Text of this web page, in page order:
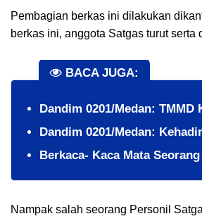
Pembagian berkas ini dilakukan
berkas ini, anggota Satgas turut
BACA JUGA:
Dandim 0201/Medan:
Dandim 0201/Medan:
Berkaca- Kaca Mata
Nampak salah seorang Personil